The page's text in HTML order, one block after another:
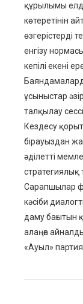
құрылымы
көтеретінін
енгізу
кепілі екені
ұсыныстар
талқылау
Кездесу
бірауыздан
әділетті
стратегиялық
Сарапшылар
кәсіби
даму бағытын
алаңға
«Ауыл»